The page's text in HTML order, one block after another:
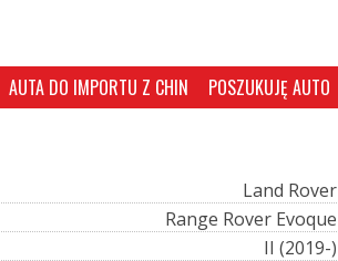
AUTA DO IMPORTU Z CHIN POSZUKUJĘ AUTO
Land Rover
Range Rover Evoque
II (2019-)